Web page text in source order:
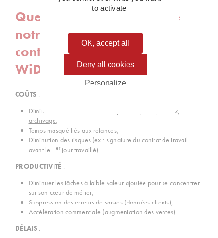
Quels sont les bénéfices de
notre solution de
contractualisation
WiDO@SIGN ?
COÛTS :
Diminution des coûts directs : impression, frais postaux,
archivage,
Temps masqué liés aux relances,
Diminution des risques (ex : signature du contrat de travail
avant le 1erjour travaillé).
PRODUCTIVITÉ :
Diminuer les tâches à faible valeur ajoutée pour se concentrer
sur son cœur de métier,
Suppression des erreurs de saisies (données clients),
Accélération commerciale (augmentation des ventes).
DÉLAIS :
to activate
OK, accept all
Deny all cookies
Personalize